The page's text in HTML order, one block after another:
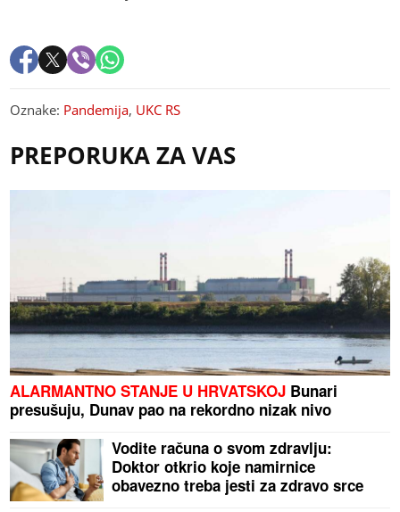
Oznake: Pandemija, UKC RS
PREPORUKA ZA VAS
ALARMANTNO STANJE U HRVATSKOJ Bunari
presušuju, Dunav pao na rekordno nizak nivo
Vodite računa o svom zdravlju:
Doktor otkrio koje namirnice
obavezno treba jesti za zdravo srce